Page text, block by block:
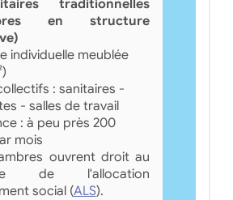
traditionnelles
en structure
individuelle meublée
: sanitaires -
- salles de travail
: à peu près 200
mois
ouvrent droit au
de l'allocation
social (ALS).